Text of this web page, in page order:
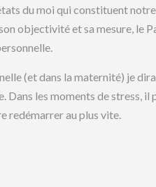
du moi qui constituent
objectivité et sa mesure, le
(et dans la maternité) je
Dans les moments de stress, il
redémarrer au plus vite.